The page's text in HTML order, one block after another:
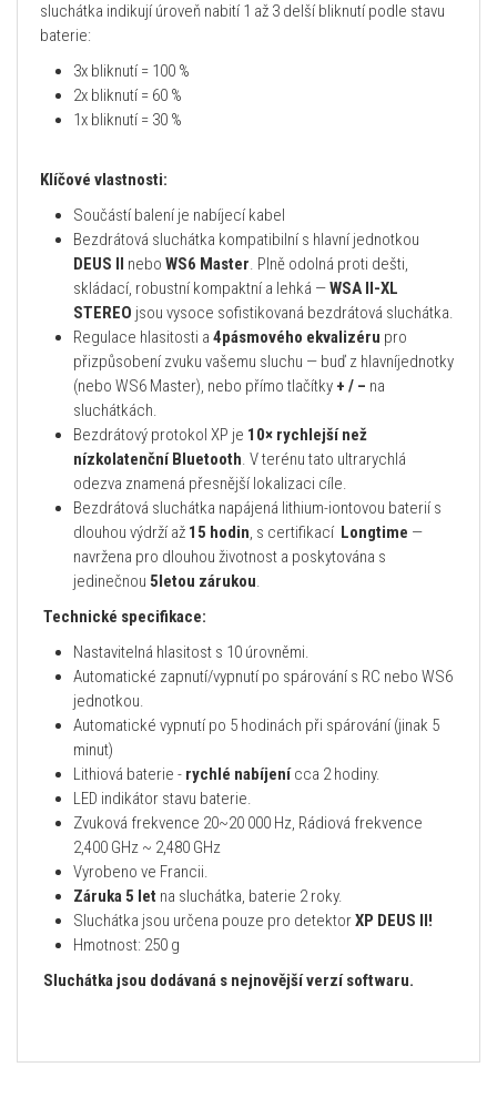
sluchátka indikují úroveň nabití 1 až 3 delší bliknutí podle stavu
baterie:
3x bliknutí = 100 %
2x bliknutí = 60 %
1x bliknutí = 30 %
Klíčové vlastnosti:
Součástí balení je nabíjecí kabel
Bezdrátová sluchátka kompatibilní s hlavní jednotkou
DEUS II nebo WS6 Master. Plně odolná proti dešti,
skládací, robustní kompaktní a lehká —WSA II-XL
STEREO jsou vysoce sofistikovaná bezdrátová sluchátka.
Regulace hlasitosti a 4pásmového ekvalizéru pro
přizpůsobení zvuku vašemu sluchu — buď z hlavníjednotky
(nebo WS6 Master), nebo přímo tlačítky + / – na
sluchátkách.
Bezdrátový protokol XP je 10× rychlejší než
nízkolatenční Bluetooth. V terénu tato ultrarychlá
odezva znamená přesnější lokalizaci cíle.
Bezdrátová sluchátka napájená lithium-iontovou baterií s
dlouhou výdrží až 15 hodin, s certifikací Longtime —
navržena pro dlouhou životnost a poskytována s
jedinečnou 5letou zárukou.
Technické specifikace:
Nastavitelná hlasitost s 10 úrovněmi.
Automatické zapnutí/vypnutí po spárování s RC nebo WS6
jednotkou.
Automatické vypnutí po 5 hodinách při spárování (jinak 5
minut)
Lithiová baterie - rychlé nabíjenícca 2 hodiny.
LED indikátor stavu baterie.
Zvuková frekvence 20~20 000 Hz, Rádiová frekvence
2,400 GHz ~ 2,480 GHz
Vyrobeno ve Francii.
Záruka 5 let na sluchátka, baterie 2 roky.
Sluchátka jsou určena pouze pro detektorXP DEUS II!
Hmotnost: 250 g
Sluchátka jsou dodávaná s nejnovější verzí softwaru.